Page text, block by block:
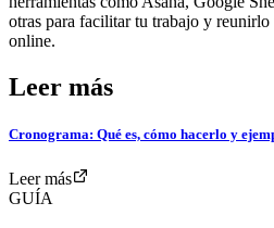
otras para facilitar tu trabajo y
online.
Leer más
Cronograma: Qué es, cómo hacerlo y
Leer más
GUÍA